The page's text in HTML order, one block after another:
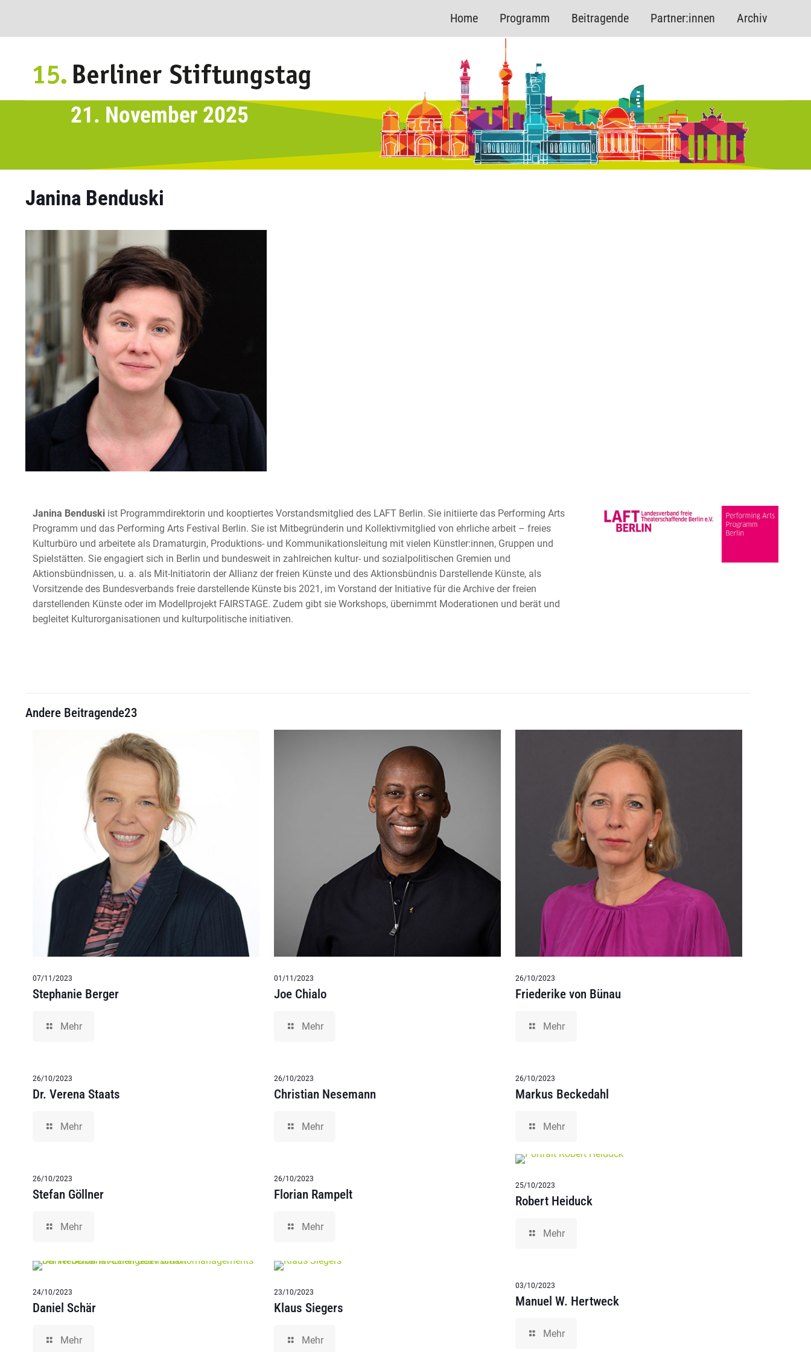
Home Programm Beitragende Partner:innen Archiv
Janina Benduski
Janina Benduski ist Programmdirektorin und kooptiertes Vorstandsmitglied des LAFT Berlin. Sie initiierte das Performing Arts
Programm und das Performing Arts Festival Berlin. Sie ist Mitbegründerin und Kollektivmitglied von ehrliche arbeit – freies
Kulturbüro und arbeitete als Dramaturgin, Produktions- und Kommunikationsleitung mit vielen Künstler:innen, Gruppen und
Spielstätten. Sie engagiert sich in Berlin und bundesweit in zahlreichen kultur- und sozialpolitischen Gremien und
Aktionsbündnissen, u. a. als Mit-Initiatorin der Allianz der freien Künste und des Aktionsbündnis Darstellende Künste, als
Vorsitzende des Bundesverbands freie darstellende Künste bis 2021, im Vorstand der Initiative für die Archive der freien
darstellenden Künste oder im Modellprojekt FAIRSTAGE. Zudem gibt sie Workshops, übernimmt Moderationen und berät und
begleitet Kulturorganisationen und kulturpolitische initiativen.
Andere Beitragende23
07/11/2023
Stephanie Berger
Mehr
01/11/2023
Joe Chialo
Mehr
26/10/2023
Friederike von Bünau
Mehr
26/10/2023
Dr. Verena Staats
Mehr
26/10/2023
Christian Nesemann
Mehr
26/10/2023
Markus Beckedahl
Mehr
26/10/2023
Stefan Göllner
Mehr
26/10/2023
Florian Rampelt
Mehr
25/10/2023
Robert Heiduck
Mehr
24/10/2023
Daniel Schär
Mehr
23/10/2023
Klaus Siegers
Mehr
03/10/2023
Manuel W. Hertweck
Mehr